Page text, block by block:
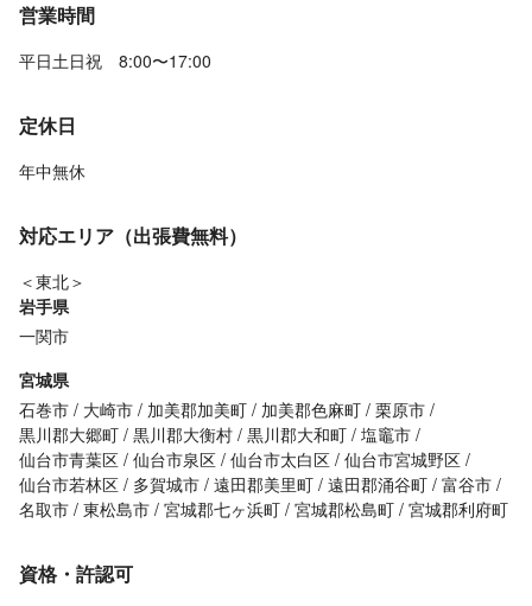
営業時間
平日土日祝 8:00〜17:00
定休日
年中無休
対応エリア（出張費無料）
＜東北＞
岩手県
一関市
宮城県
石巻市
大崎市 加美郡加美町 加美郡色麻町 栗原市
黒川郡大郷町 黒川郡大衡村 黒川郡大和町 塩竈市
仙台市青葉区 仙台市泉区 仙台市太白区 仙台市宮城野区
仙台市若林区
多賀城市 遠田郡美里町 遠田郡涌谷町 富谷市
名取市 東松島市 宮城郡七ヶ浜町 宮城郡松島町 宮城郡利府町
資格・許認可